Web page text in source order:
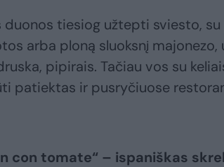
duonos tiesiog užtepti sviesto,
arba ploną sluoksnį
pipirais. Tačiau vos su
patiektas ir pusryčiuose
con tomate“ – ispaniškas